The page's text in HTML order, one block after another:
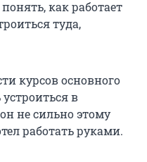
как работает
туда,
курсов основного
в
не сильно этому
работать руками.